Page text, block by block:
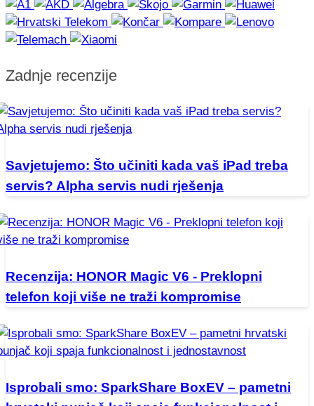
Zadnje recenzije
Savjetujemo: Što učiniti kada vaš iPad treba
servis? Alpha servis nudi rješenja
Recenzija: HONOR Magic V6 - Preklopni
telefon koji više ne traži kompromise
Isprobali smo: SparkShare BoxEV – pametni